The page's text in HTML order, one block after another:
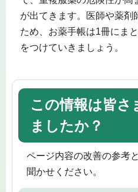
が出てきます。医師や薬剤
ため、お薬手帳は1冊にま
をつけていきましょう。
この情報は皆さ
ましたか？
ページ内容の改善の参考
聞かせください。